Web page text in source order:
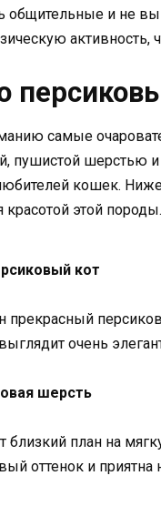
общительные и не
самые
пушистой шерстью
кошек.
этой породы.
кот
прекрасный
очень
шерсть
близкий план на
оттенок и приятна